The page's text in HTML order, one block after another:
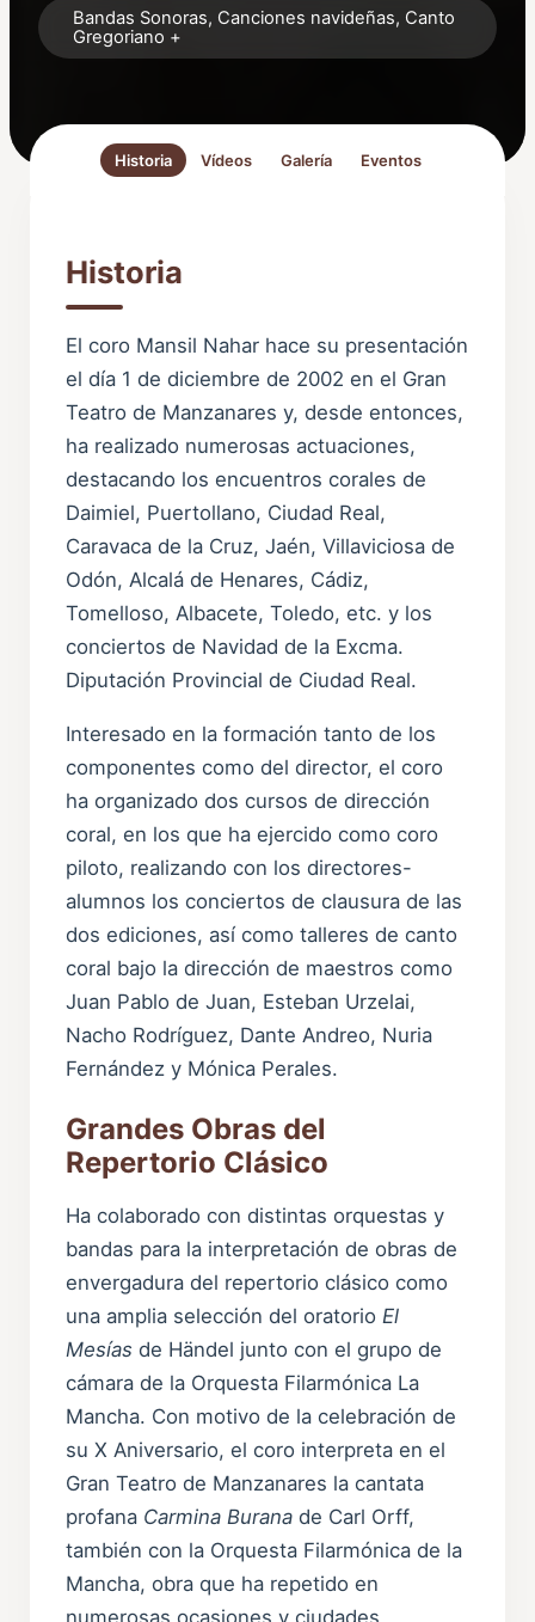
Bandas Sonoras, Canciones navideñas, Canto
Gregoriano +
Historia Vídeos Galería Eventos
Historia
El coro Mansil Nahar hace su presentación
el día 1 de diciembre de 2002 en el Gran
Teatro de Manzanares y, desde entonces,
ha realizado numerosas actuaciones,
destacando los encuentros corales de
Daimiel, Puertollano, Ciudad Real,
Caravaca de la Cruz, Jaén, Villaviciosa de
Odón, Alcalá de Henares, Cádiz,
Tomelloso, Albacete, Toledo, etc. y los
conciertos de Navidad de la Excma.
Diputación Provincial de Ciudad Real.
Interesado en la formación tanto de los
componentes como del director, el coro
ha organizado dos cursos de dirección
coral, en los que ha ejercido como coro
piloto, realizando con los directores-
alumnos los conciertos de clausura de las
dos ediciones, así como talleres de canto
coral bajo la dirección de maestros como
Juan Pablo de Juan, Esteban Urzelai,
Nacho Rodríguez, Dante Andreo, Nuria
Fernández y Mónica Perales.
Grandes Obras del
Repertorio Clásico
Ha colaborado con distintas orquestas y
bandas para la interpretación de obras de
envergadura del repertorio clásico como
una amplia selección del oratorioEl
Mesías de Händel junto con el grupo de
cámara de la Orquesta Filarmónica La
Mancha. Con motivo de la celebración de
su X Aniversario, el coro interpreta en el
Gran Teatro de Manzanares la cantata
profana Carmina Burana de Carl Orff,
también con la Orquesta Filarmónica de la
Mancha, obra que ha repetido en